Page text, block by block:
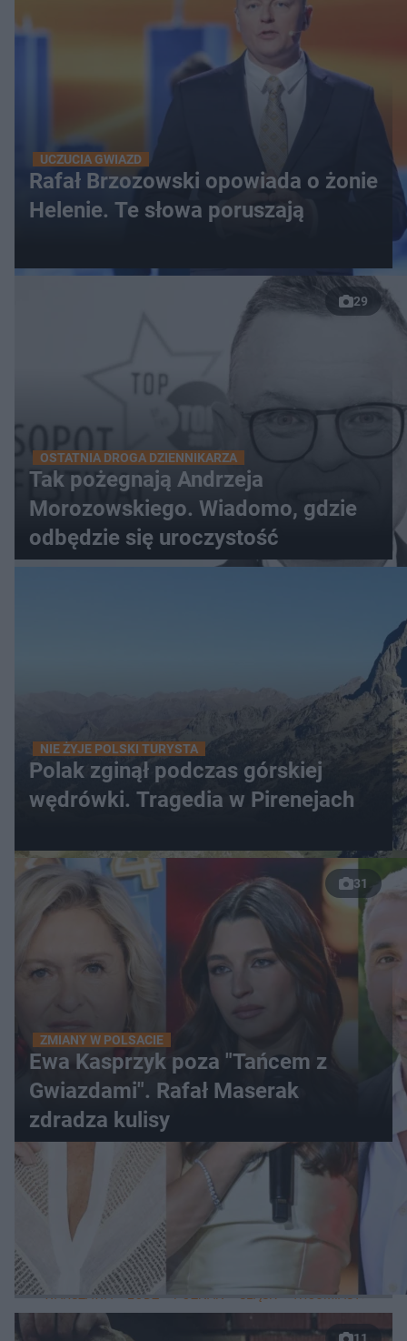
UCZUCIA GWIAZD
Rafał Brzozowski opowiada o żonie
Helenie. Te słowa poruszają
29
OSTATNIA DROGA DZIENNIKARZA
Tak pożegnają Andrzeja
Morozowskiego. Wiadomo, gdzie
odbędzie się uroczystość
NIE ŻYJE POLSKI TURYSTA
Polak zginął podczas górskiej
wędrówki. Tragedia w Pirenejach
31
ZMIANY W POLSACIE
Ewa Kasprzyk poza "Tańcem z
Gwiazdami". Rafał Maserak
zdradza kulisy
WIĘCEJ
LOKALNE
WARSZAWA ŁÓDŹ TRÓJMIASTO